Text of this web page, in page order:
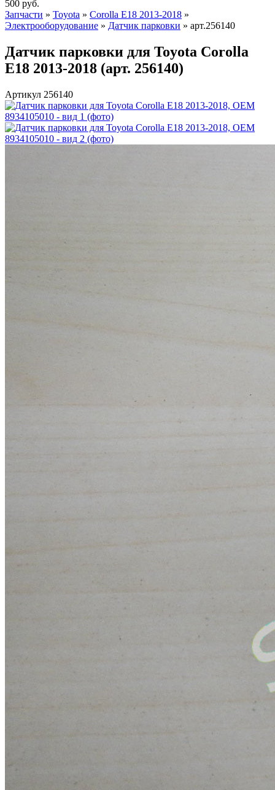
500 руб.
Запчасти » Toyota » Corolla E18 2013-2018 »
Электрооборудование » Датчик парковки » арт.256140
Датчик парковки для Toyota Corolla
E18 2013-2018 (арт. 256140)
Артикул 256140